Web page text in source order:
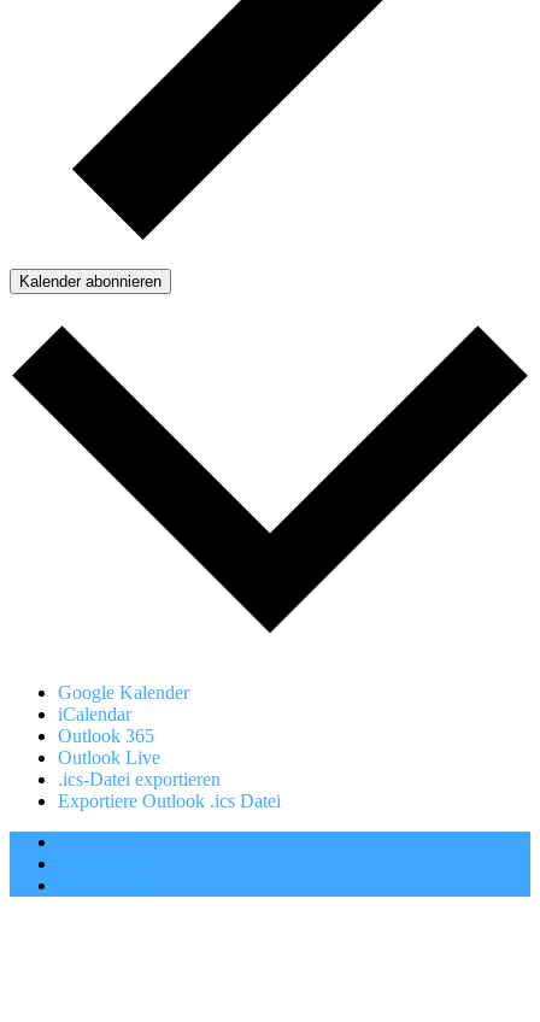
Kalender abonnieren
Google Kalender
iCalendar
Outlook 365
Outlook Live
.ics-Datei exportieren
Exportiere Outlook .ics Datei